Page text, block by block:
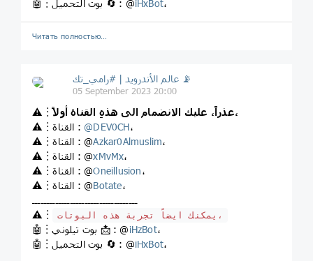
🤖︙بوت التحميل 🔄 : @iHxBot،
Читать полностью…
عالم الأندرويد | #رامي_تك 📡
05 September 2023 20:00
⚠️︙
عذراً، عليك الانضمام الى هذهِ القناة أولاً،
⚠️︙القناة : @DEV0CH،
⚠️︙القناة : @Azkar0Almuslim،
⚠️︙القناة : @xMvMx،
⚠️︙القناة : @Oneillusion،
⚠️︙القناة : @Botate،
⚠️︙
يمكنك ايضاً تجربة هذه البوتات،
🤖︙بوت تيلوني 📩 : @iHzBot،
🤖︙بوت التحميل 🔄 : @iHxBot،